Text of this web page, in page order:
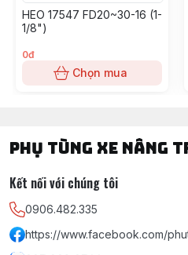
HEO 17547 FD20~30-16 (1-
1/8")
0đ
Chọn mua
PHỤ TÙNG XE NÂNG
Kết nối với chúng tôi
0906.482.335
https://www.facebook.com/